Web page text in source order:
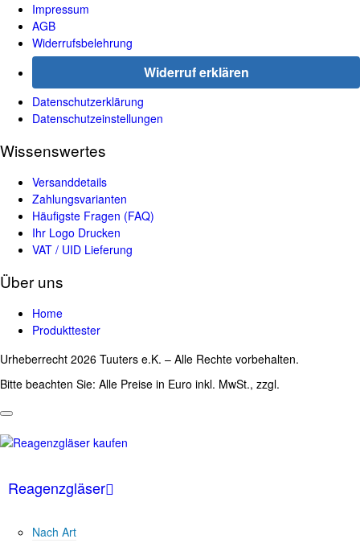
Impressum
AGB
Widerrufsbelehrung
Widerruf erklären
Datenschutzerklärung
Datenschutzeinstellungen
Wissenswertes
Versanddetails
Zahlungsvarianten
Häufigste Fragen (FAQ)
Ihr Logo Drucken
VAT / UID Lieferung
Über uns
Home
Produkttester
Urheberrecht 2026 Tuuters e.K. – Alle Rechte vorbehalten.
Bitte beachten Sie: Alle Preise in Euro inkl. MwSt., zzgl.
Reagenzgläser
Nach Art